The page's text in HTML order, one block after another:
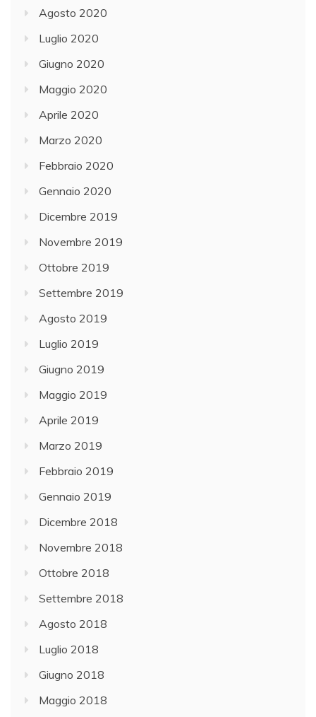
Agosto 2020
Luglio 2020
Giugno 2020
Maggio 2020
Aprile 2020
Marzo 2020
Febbraio 2020
Gennaio 2020
Dicembre 2019
Novembre 2019
Ottobre 2019
Settembre 2019
Agosto 2019
Luglio 2019
Giugno 2019
Maggio 2019
Aprile 2019
Marzo 2019
Febbraio 2019
Gennaio 2019
Dicembre 2018
Novembre 2018
Ottobre 2018
Settembre 2018
Agosto 2018
Luglio 2018
Giugno 2018
Maggio 2018